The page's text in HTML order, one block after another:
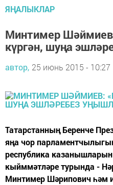
ЯҢАЛЫКЛАР
Минтимер
күргән, шуңа
автор, 25 июнь 2015 - 10:27
Татарстанның Беренче
яңа чор
республика
кыйммәтләре турында -
Минтимер Шәрипович һәм